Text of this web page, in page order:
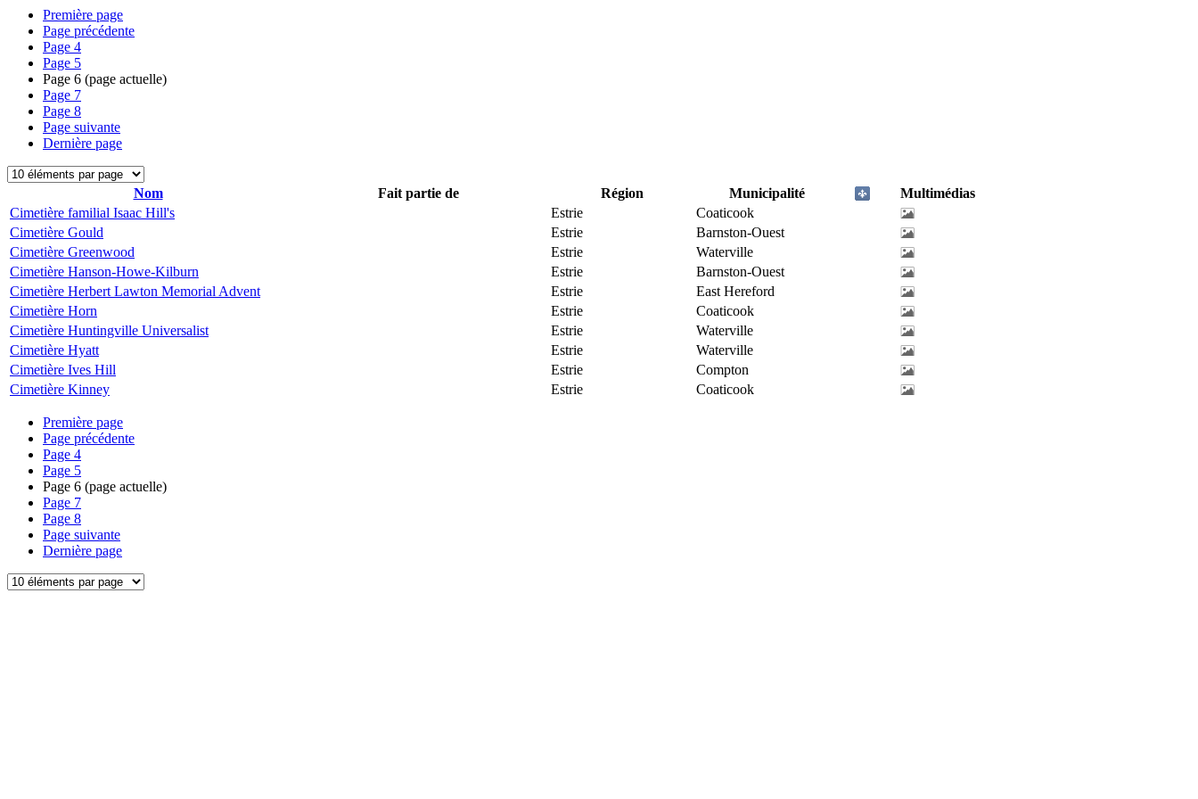
Première page
Page précédente
Page 4
Page 5
Page 6 (page actuelle)
Page 7
Page 8
Page suivante
Dernière page
Nom Fait partie de Région Municipalité
Multimédias
Cimetière familial Isaac Hill's
Estrie
Coaticook
Cimetière Gould
Estrie
Barnston-Ouest
Cimetière Greenwood
Estrie
Waterville
Cimetière Hanson-Howe-Kilburn
Estrie
Barnston-Ouest
Cimetière Herbert Lawton Memorial Advent
Estrie
East Hereford
Cimetière Horn
Estrie
Coaticook
Cimetière Huntingville Universalist
Estrie
Waterville
Cimetière Hyatt
Estrie
Waterville
Cimetière Ives Hill
Estrie
Compton
Cimetière Kinney
Estrie Coaticook
Première page
Page précédente
Page 4
Page 5
Page 6 (page actuelle)
Page 7
Page 8
Page suivante
Dernière page